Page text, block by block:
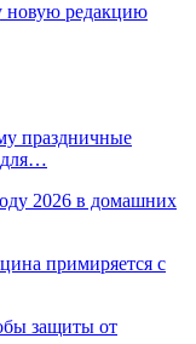
новую редакцию
праздничные
для…
2026 в домашних
примиряется с
защиты от